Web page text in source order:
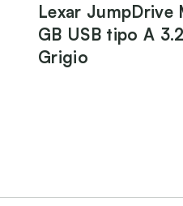
Lexar JumpDrive
GB USB tipo A
Grigio